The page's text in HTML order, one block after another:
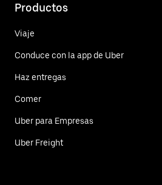
Productos
Viaje
Conduce con la app de Uber
Haz entregas
Comer
Uber para Empresas
Uber Freight